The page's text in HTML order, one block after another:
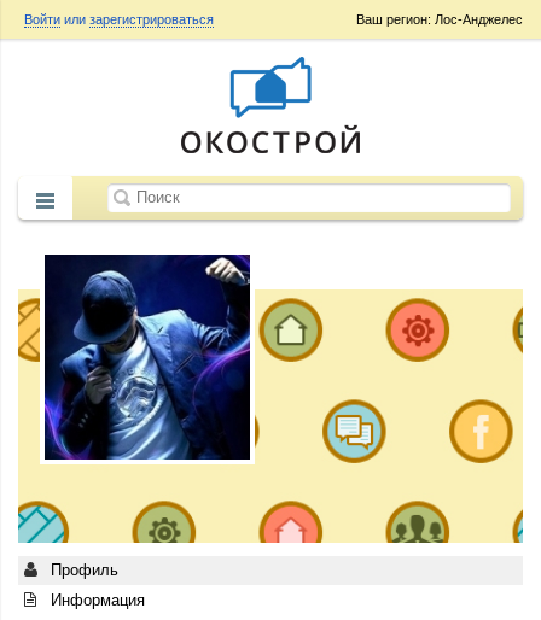
Ваш регион: Лос-Анджелес
Войти или зарегистрироваться
Профиль
Информация